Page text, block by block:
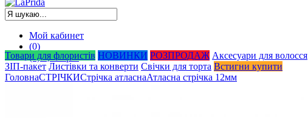
Мой кабинет
(0)
(0) 0,00грн.
Товари для флористів НОВИНКИ РОЗПРОДАЖ Аксесуари для волосся
ЗІП-пакет Листівки та конверти Свічки для торта Встигни купити
ГоловнаСТРІЧКИСтрічка атласнаАтласна стрічка 12мм